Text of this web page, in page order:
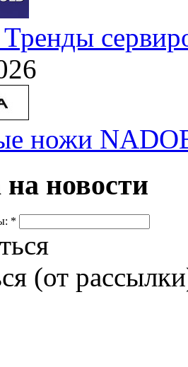
ножи
новости
*
(от